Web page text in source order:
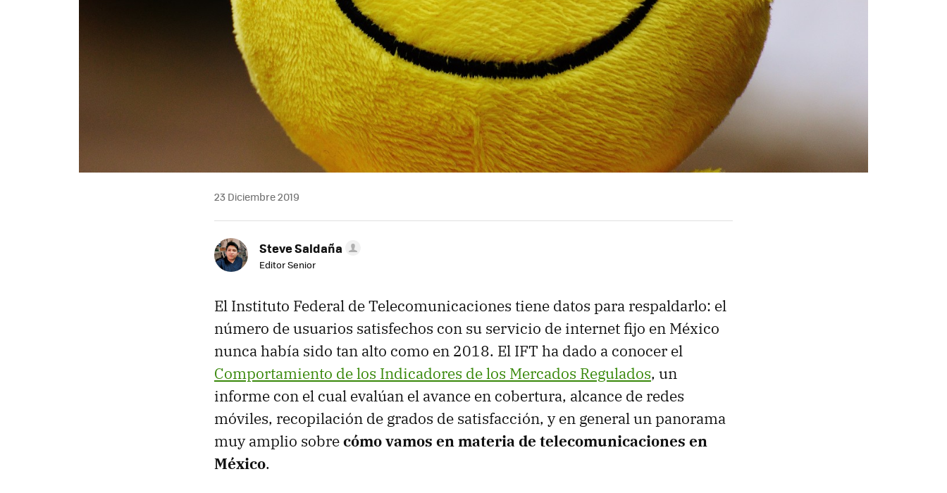
23 Diciembre 2019
Steve Saldaña
Editor Senior
El Instituto Federal de Telecomunicaciones tiene datos para respaldarlo: el
número de usuarios satisfechos con su servicio de internet fijo en México
nunca había sido tan alto como en 2018. El IFT ha dado a conocer el
Comportamiento de los Indicadores de los Mercados Regulados, un
informe con el cual evalúan el avance en cobertura, alcance de redes
móviles, recopilación de grados de satisfacción, y en general un panorama
muy amplio sobrecómo vamos en materia de telecomunicaciones en
México.